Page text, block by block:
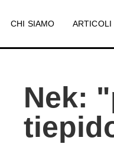
CHI SIAMO ARTICOLI
Nek: